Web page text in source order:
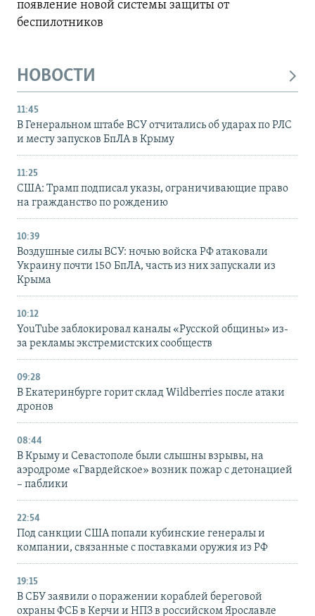
появление новой системы защиты от
беспилотников
НОВОСТИ
11:45
В Генеральном штабе ВСУ отчитались об ударах по РЛС
и месту запусков БпЛА в Крыму
11:25
США: Трамп подписал указы, ограничивающие право
на гражданство по рождению
10:39
Воздушные силы ВСУ: ночью войска РФ атаковали
Украину почти 150 БпЛА, часть из них запускали из
Крыма
10:12
YouTube заблокировал каналы «Русской общины» из-
за рекламы экстремистских сообществ
09:28
В Екатеринбурге горит склад Wildberries после атаки
дронов
08:44
В Крыму и Севастополе были слышны взрывы, на
аэродроме «Гвардейское» возник пожар с детонацией
– паблики
22:54
Под санкции США попали кубинские генералы и
компании, связанные с поставками оружия из РФ
19:15
В СБУ заявили о поражении кораблей береговой
охраны ФСБ в Керчи и НПЗ в российском Ярославле